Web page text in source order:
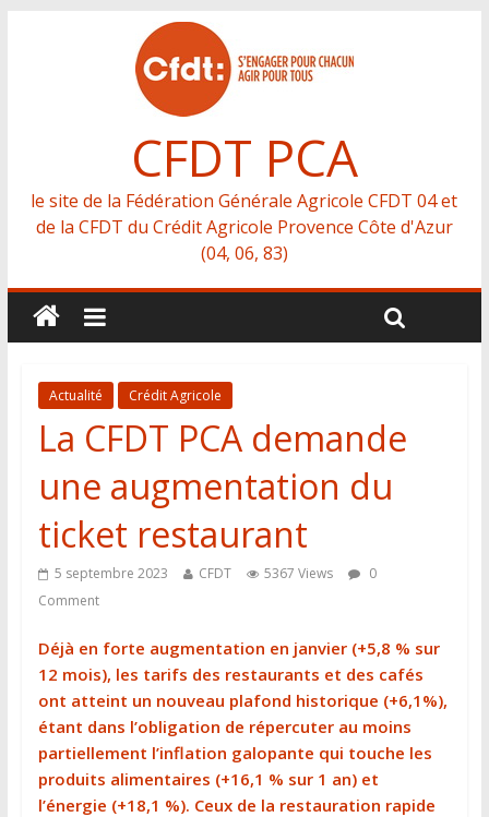
CFDT PCA
le site de la Fédération Générale Agricole CFDT 04 et
de la CFDT du Crédit Agricole Provence Côte d'Azur
(04, 06, 83)
Actualité Crédit Agricole
La CFDT PCA demande
une augmentation du
ticket restaurant
5 septembre 2023 CFDT 5367 Views
0
Comment
Déjà en forte augmentation en janvier (+5,8 % sur
12 mois), les tarifs des restaurants et des cafés
ont atteint un nouveau plafond historique (+6,1%),
étant dans l’obligation de répercuter au moins
partiellement l’inflation galopante qui touche les
produits alimentaires (+16,1 % sur 1 an) et
l’énergie (+18,1 %). Ceux de la restauration rapide